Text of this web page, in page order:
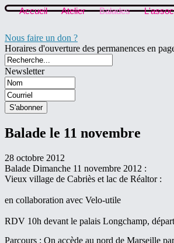
Accueil Atelier Balades
Nous faire un don ?
Horaires d'ouverture des permanences en
Newsletter
Balade le 11 novembre
28 octobre 2012
Balade Dimanche 11 novembre 2012 :
Vieux village de Cabriès et lac de Réaltor :
en collaboration avec Velo-utile
RDV 10h devant le palais Longchamp,
Parcours : On accède au nord de Marseille